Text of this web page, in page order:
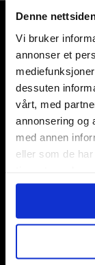
Denne
Vi bruker
annonser et
dessuten
vårt, med
annonsering og
med annen
eller som de
Våre
Brettspill
Bøker
Godteri, mat &
Klær
KPOP & musikk